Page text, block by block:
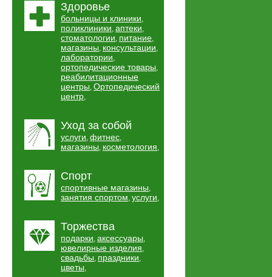
Здоровье
больницы и клиники,
поликлиники, аптеки,
стоматологии, питание,
магазины, консультации,
лаборатории,
ортопедические товары,
реабилитационные
центры, Ортопедический
центр,
Уход за собой
услуги, фитнес,
магазины, косметология,
Спорт
спортивные магазины,
занятия спортом, услуги,
Торжества
подарки, аксессуары,
ювелирные изделия,
свадьбы, праздники,
цветы,